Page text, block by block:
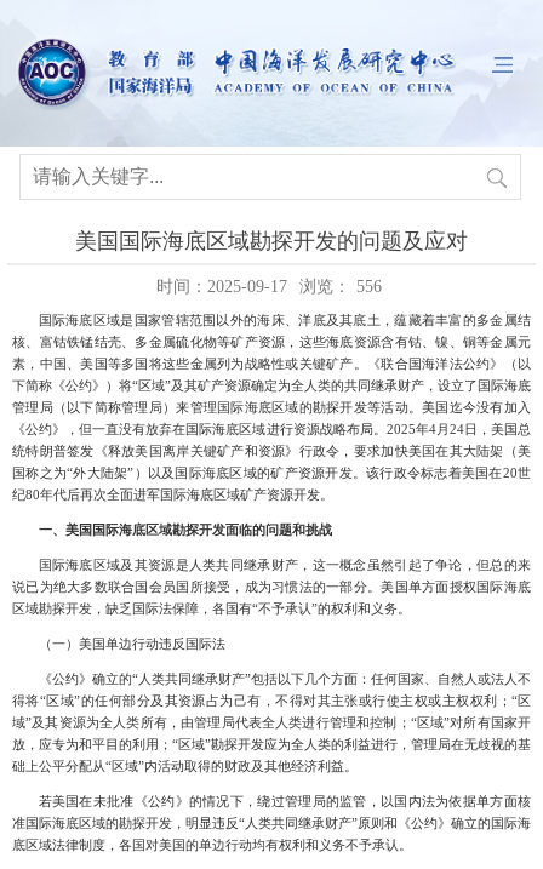
美国国际海底区域勘探开发的问题及应对
时间：2025-09-17 浏览： 556
国际海底区域是国家管辖范围以外的海床、洋底及其底土，蕴藏着丰富的多金属结
核、富钴铁锰结壳、多金属硫化物等矿产资源，这些海底资源含有钴、镍、铜等金属元
素，中国、美国等多国将这些金属列为战略性或关键矿产。《联合国海洋法公约》（以
下简称《公约》）将“区域”及其矿产资源确定为全人类的共同继承财产，设立了国际海底
管理局（以下简称管理局）来管理国际海底区域的勘探开发等活动。美国迄今没有加入
《公约》，但一直没有放弃在国际海底区域进行资源战略布局。 2025年4月24日，美国总
统特朗普签发《释放美国离岸关键矿产和资源》行政令，要求加快美国在其大陆架（美
国称之为“外大陆架”）以及国际海底区域的矿产资源开发。该行政令标志着美国在20世
纪80年代后再次全面进军国际海底区域矿产资源开发。
一、 美国国际海底区域勘探开发面临的问题和挑战
国际海底区域及其资源是人类共同继承财产，这一概念虽然引起了争论，但总的来
说已为绝大多数联合国会员国所接受，成为习惯法的一部分。美国单方面授权国际海底
区域勘探开发，缺乏国际法保障，各国有“不予承认”的权利和义务。
（一） 美国单边行动违反国际法
《公约》确立的“人类共同继承财产”包括以下几个方面：任何国家、自然人或法人不
得将“区域”的任何部分及其资源占为己有，不得对其主张或行使主权或主权权利；“区
域”及其资源为全人类所有，由管理局代表全人类进行管理和控制；“区域”对所有国家开
放，应专为和平目的利用；“区域”勘探开发应为全人类的利益进行，管理局在无歧视的基
础上公平分配从“区域”内活动取得的财政及其他经济利益。
若美国在未批准《公约》的情况下，绕过管理局的监管，以国内法为依据单方面核
准国际海底区域的勘探开发，明显违反“人类共同继承财产”原则和《公约》确立的国际海
底区域法律制度，各国对美国的单边行动均有权利和义务不予承认。